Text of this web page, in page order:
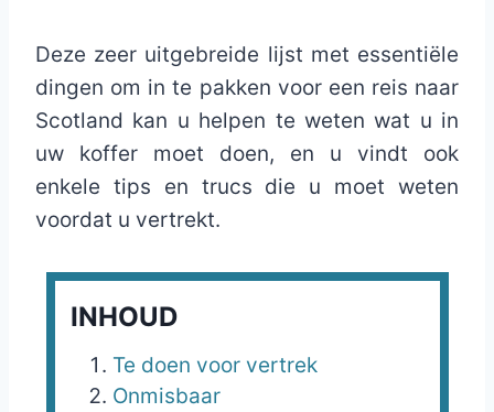
Deze zeer uitgebreide lijst met essentiële
dingen om in te pakken voor een reis naar
Scotland kan u helpen te weten wat u in
uw koffer moet doen, en u vindt ook
enkele tips en trucs die u moet weten
voordat u vertrekt.
INHOUD
Te doen voor vertrek
Onmisbaar